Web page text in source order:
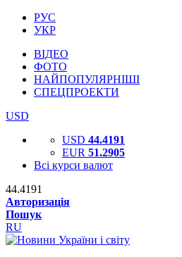
РУС
УКР
ВІДЕО
ФОТО
НАЙПОПУЛЯРНІШІ
СПЕЦПРОЕКТИ
USD
USD 44.4191
EUR 51.2905
Всі курси валют
44.4191
Авторизація
Пошук
RU